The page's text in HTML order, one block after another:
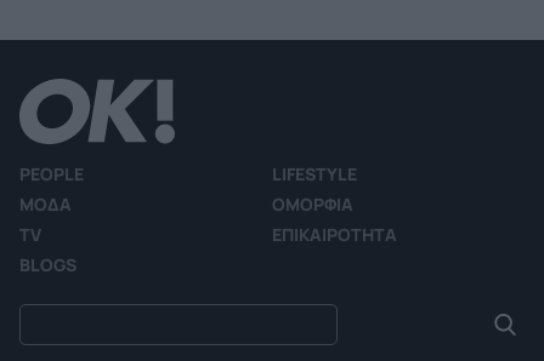
PEOPLE
LIFESTYLE
ΜΟΔΑ
ΟΜΟΡΦΙΑ
TV
ΕΠΙΚΑΙΡΟΤΗΤΑ
BLOGS